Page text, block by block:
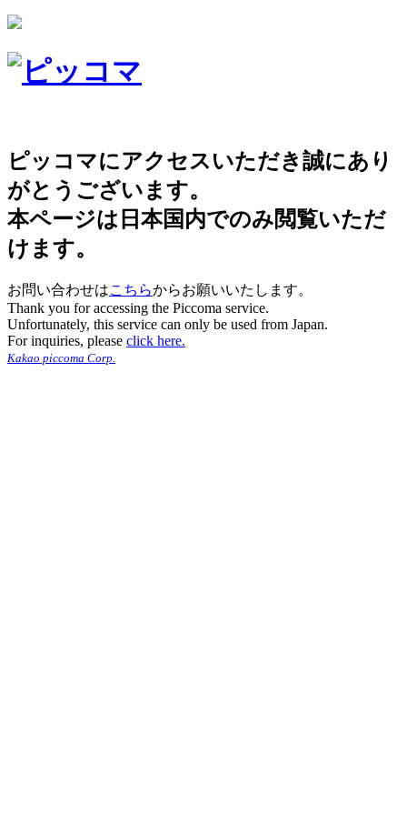
ピッコマにアクセスいただき誠にあり
がとうございます。
本ページは日本国内でのみ閲覧いただ
けます。
お問い合わせはこちらからお願いいたします。
Thank you for accessing the Piccoma service.
Unfortunately, this service can only be used from Japan.
For inquiries, please click here.
Kakao piccoma Corp.